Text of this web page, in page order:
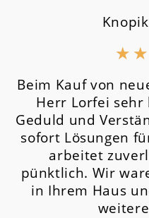
★ ★
Beim Kauf von
Herr Lorfei
Geduld und
sofort Lösungen
arbeitet
pünktlich. Wir
in Ihrem Haus